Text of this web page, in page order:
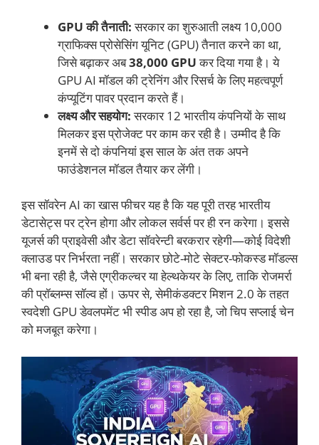
GPU की तैनाती:सरकार का शुरुआती लक्ष्य 10,000
ग्राफिक्स प्रोसेसिंग यूनिट (GPU) तैनात करने का था,
जिसे बढ़ाकर अब38,000 GPUकर दिया गया है। ये
GPU AI मॉडल की ट्रेनिंग और रिसर्च के लिए महत्वपूर्ण
कंप्यूटिंग पावर प्रदान करते हैं।
लक्ष्य और सहयोग:सरकार 12 भारतीय कंपनियों के साथ
मिलकर इस प्रोजेक्ट पर काम कर रही है। उम्मीद है कि
इनमें से दो कंपनियां इस साल के अंत तक अपने
फाउंडेशनल मॉडल तैयार कर लेंगी।
इस सॉवरेन AI का खास फीचर यह है कि यह पूरी तरह भारतीय
डेटासेट्स पर ट्रेन होगा और लोकल सर्वर्स पर ही रन करेगा। इससे
यूजर्स की प्राइवेसी और डेटा सॉवरेन्टी बरकरार रहेगी—कोई विदेशी
क्लाउड पर निर्भरता नहीं। सरकार छोटे-मोटे सेक्टर-फोकस्ड मॉडल्स
भी बना रही है, जैसे एग्रीकल्चर या हेल्थकेयर के लिए, ताकि रोजमर्रा
की प्रॉब्लम्स सॉल्व हों। ऊपर से, सेमीकंडक्टर मिशन 2.0 के तहत
स्वदेशी GPU डेवलपमेंट भी स्पीड अप हो रहा है, जो चिप सप्लाई चेन
को मजबूत करेगा।